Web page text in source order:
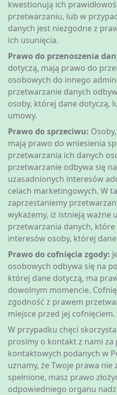
kwestionują ich
przetwarzaniu, lub w
danych jest niezgodne z
ich usunięcia.
Prawo do przenoszenia
dotyczą, mają prawo do
osobowych do innego
przetwarzanie danych
osoby, której dane dotyczą,
umowy.
Prawo do sprzeciwu:
mają prawo do wniesienia
przetwarzania ich danych
przetwarzanie odbywa się
uzasadnionych interesów
celach marketingowych. W
zaprzestaniemy
wykażemy, iż istnieją ważne
przetwarzania danych,
interesów osoby, której
Prawo do cofnięcia zgody:
osobowych odbywa się na
której dane dotyczą, ma
dowolnym momencie.
zgodność z prawem
miejsce przed jej cofnięciem.
W przypadku chęci
prosimy o kontakt z nami za
kontaktowych podanych w
uznamy, że Twoje prawa nie
spełnione, masz prawo
odpowiedniego organu